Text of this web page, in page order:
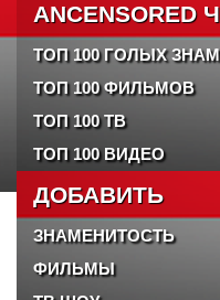
ANCENSORED
ТОП 100 ГОЛЫХ
ТОП 100 ФИЛЬМОВ
ТОП 100 ТВ
ТОП 100 ВИДЕО
ДОБАВИТЬ
ЗНАМЕНИТОСТЬ
ФИЛЬМЫ